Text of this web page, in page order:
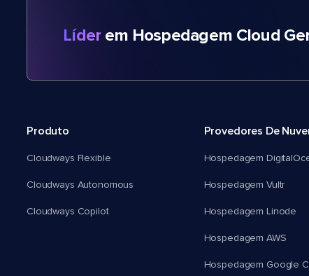
Líder em Hospedagem Cloud
Produto
Cloudways Flexible
Cloudways Autonomous
Cloudways Copilot
Provedores De
Hospedagem
Hospedagem Vultr
Hospedagem Linode
Hospedagem AWS
Hospedagem Google